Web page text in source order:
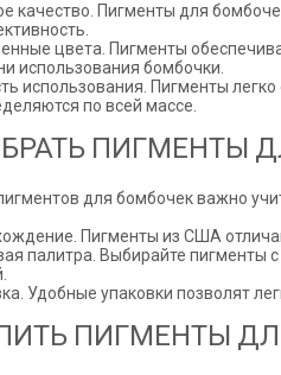
качество. Пигменты для
цвета. Пигменты
использования бомбочки.
использования. Пигменты
по всей массе.
ПИГМЕНТЫ
для бомбочек важно
Пигменты из США
палитра. Выбирайте
Удобные упаковки позволят
ПИГМЕНТЫ